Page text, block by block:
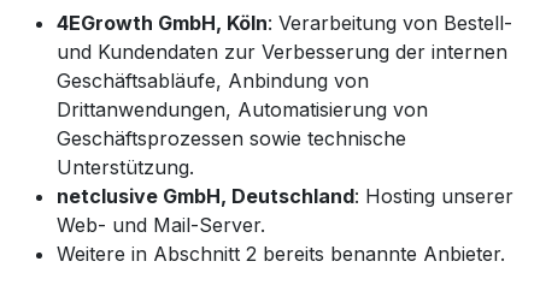
4EGrowth GmbH, Köln: Verarbeitung von Bestell-
und Kundendaten zur Verbesserung der internen
Geschäftsabläufe, Anbindung von
Drittanwendungen, Automatisierung von
Geschäftsprozessen sowie technische
Unterstützung.
netclusive GmbH, Deutschland: Hosting unserer
Web- und Mail-Server.
Weitere in Abschnitt 2 bereits benannte Anbieter.